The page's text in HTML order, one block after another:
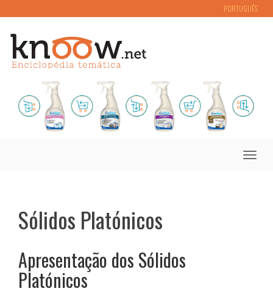
PORTUGUÊS
Toggle
Sólidos Platónicos
Apresentação dos Sólidos
Platónicos